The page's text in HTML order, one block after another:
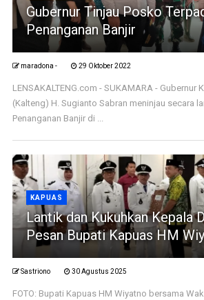
Gubernur Tinjau Posko
Penanganan Banjir
maradona - 29 Oktober 2022
LENSAKALTENG.com - SUKAMARA - Gubernur
(Kalteng) H. Sugianto Sabran meninjau secara
Penanganan Banjir di ...
KAPUAS
Lantik dan Kukuhkan Kepala
Pesan Bupati Kapuas HM
Sastriono 30 Agustus 2025
FOTO: Bupati Kapuas HM Wiyatno bersama